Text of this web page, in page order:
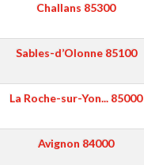
Challans 85300
Sables-d’Olonne 85100
La Roche-sur-Yon... 85000
Avignon 84000